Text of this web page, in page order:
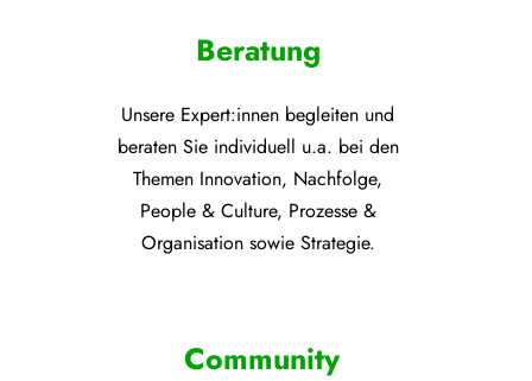
Beratung
Unsere Expert:innen begleiten und
beraten Sie individuell u.a. bei den
Themen Innovation, Nachfolge,
People & Culture, Prozesse &
Organisation sowie Strategie.
Community